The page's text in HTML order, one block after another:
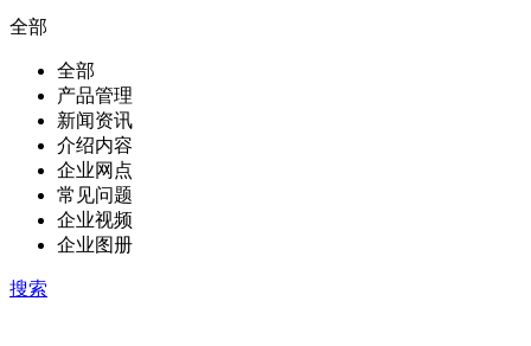
全部
全部
产品管理
新闻资讯
介绍内容
企业网点
常见问题
企业视频
企业图册
搜索